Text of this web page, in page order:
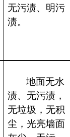
无污渍、明污
渍。
地面无水
渍、无污渍，
无垃圾，无积
尘，光亮墙面